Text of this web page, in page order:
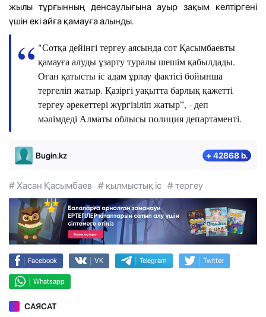
жылы тұрғынның денсаулығына ауыр зақым келтіргені
үшін екі айға қамауға алынды.
"Сотқа дейінгі тергеу аясында сот Қасымбаевты
қамауға алуды ұзарту туралы шешім қабылдады.
Оған қатысты іс адам ұрлау фактісі бойынша
тергеліп жатыр. Қазіргі уақытта барлық қажетті
тергеу әрекеттері жүргізіліп жатыр”, - деп
мәлімдеді Алматы облысы полиция департаменті.
Bugin.kz + 42868 b.
# Хасан Қасымбаев # қылмыстық іс # тергеу
| Facebook | VK | Telegram | Twitter
| Whatsapp
САЯСАТ